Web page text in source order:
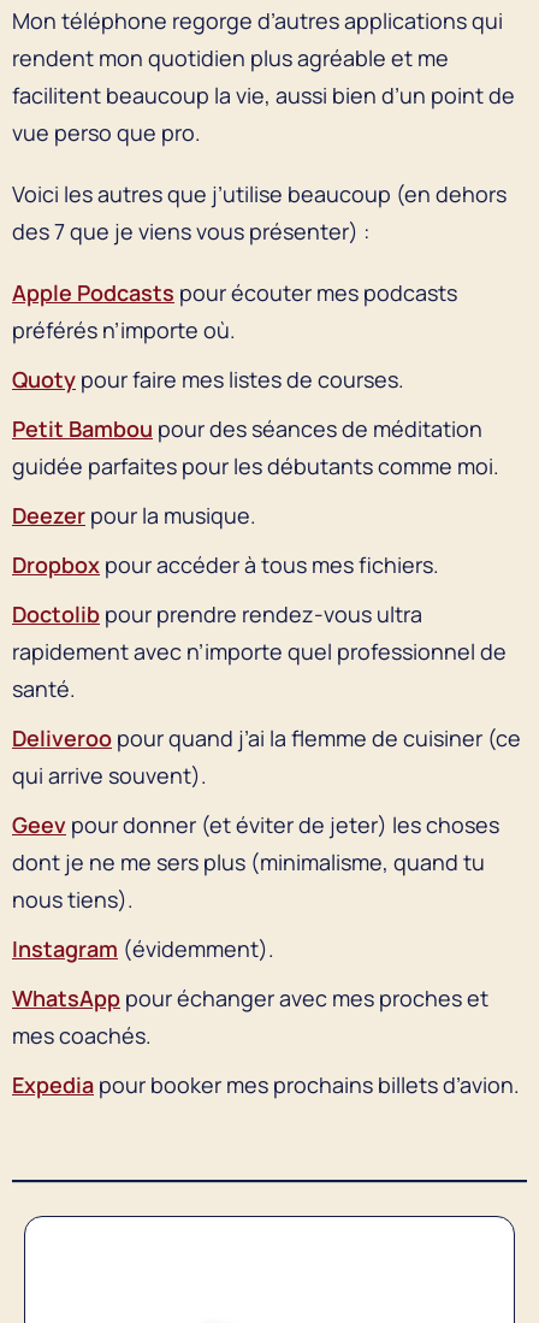
Mon téléphone regorge d’autres applications qui
rendent mon quotidien plus agréable et me
facilitent beaucoup la vie, aussi bien d’un point de
vue perso que pro.
Voici les autres que j’utilise beaucoup (en dehors
des 7 que je viens vous présenter) :
Apple Podcasts pour écouter mes podcasts
préférés n’importe où.
Quoty pour faire mes listes de courses.
Petit Bambou pour des séances de méditation
guidée parfaites pour les débutants comme moi.
Deezer pour la musique.
Dropbox pour accéder à tous mes fichiers.
Doctolib pour prendre rendez-vous ultra
rapidement avec n’importe quel professionnel de
santé.
Deliveroo pour quand j’ai la flemme de cuisiner (ce
qui arrive souvent).
Geev pour donner (et éviter de jeter) les choses
dont je ne me sers plus (minimalisme, quand tu
nous tiens).
Instagram (évidemment).
WhatsApp pour échanger avec mes proches et
mes coachés.
Expedia pour booker mes prochains billets d’avion.